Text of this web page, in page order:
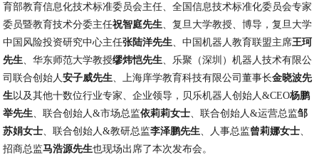
育部教育信息化技术标准委员会主任、全国信息技术标准化委员会专家
委员暨教育技术分委主任祝智庭先生 、复旦大学教授、博导，复旦大学
中国风险投资研究中心主任张陆洋先生 、中国机器人教育联盟主席王珂
先生 、华东师范大学教授缪炜恺先生 、乐聚（深圳）机器人技术有限公
司联合创始人安子威先生 、上海庠学教育科技有限公司董事长金晓波先
生 以及其他十数位行业专家、企业领导，贝乐机器人创始人&CEO杨鹏
举先生 、联合创始人&市场总监依莉莉女士 、联合创始人&运营总监邹
苏娟女士 、联合创始人&教研总监李泽鹏先生 、人事总监曾莉娜女士
招商总监马浩源先生也现场出席了本次发布会。